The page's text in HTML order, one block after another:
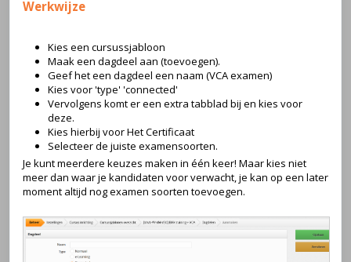
Werkwijze
Kies een cursussjabloon
Maak een dagdeel aan (toevoegen).
Geef het een dagdeel een naam (VCA examen)
Kies voor 'type' 'connected'
Vervolgens komt er een extra tabblad bij en kies voor
deze.
Kies hierbij voor Het Certificaat
Selecteer de juiste examensoorten.
Je kunt meerdere keuzes maken in één keer! Maar kies niet
meer dan waar je kandidaten voor verwacht, je kan op een later
moment altijd nog examen soorten toevoegen.